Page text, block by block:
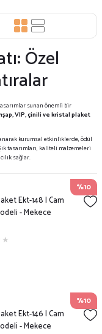
Özel
sunan önemli bir
VIP, çinili ve kristal plaket
kurumsal etkinliklerde, ödül
tasarımları, kaliteli malzemeleri
sağlar.
%10
Ekt-148 | Cam
- Mekece
%10
Ekt-146 | Cam
- Mekece